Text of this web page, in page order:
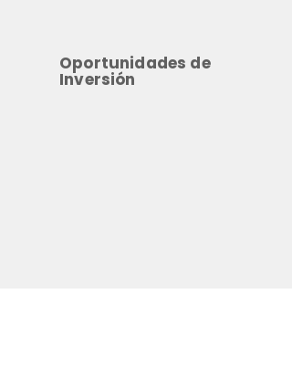
Oportunidades de
Inversión